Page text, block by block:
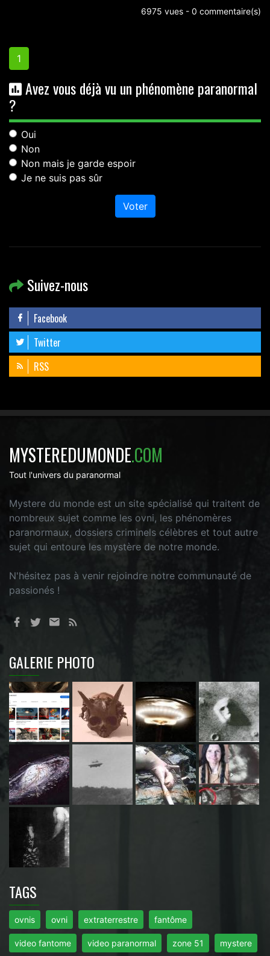
6975 vues - 0 commentaire(s)
1
Avez vous déjà vu un phénomène paranormal
?
Oui
Non
Non mais je garde espoir
Je ne suis pas sûr
Voter
Suivez-nous
Facebook
Twitter
RSS
MYSTEREDUMONDE.COM
Tout l'univers du paranormal
Mystere du monde est un site spécialisé qui traitent de
nombreux sujet comme les ovni, les phénomères
paranormaux, dossiers criminels célèbres et tout autre
sujet qui entoure les mystère de notre monde.
N'hésitez pas à venir rejoindre notre communauté de
passionés !
GALERIE PHOTO
TAGS
ovnis ovni extraterrestre fantôme
video fantome video paranormal zone 51 mystere